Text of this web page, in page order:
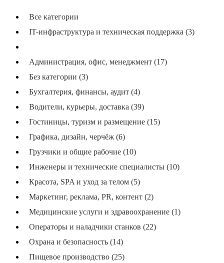
Все категории
IT-инфраструктура и техническая поддержка (3)
Администрация, офис, менеджмент (17)
Без категории (3)
Бухгалтерия, финансы, аудит (4)
Водители, курьеры, доставка (39)
Гостиницы, туризм и размещение (15)
Графика, дизайн, черчёж (6)
Грузчики и общие рабочие (10)
Инженеры и технические специалисты (10)
Красота, SPA и уход за телом (5)
Маркетинг, реклама, PR, контент (2)
Медицинские услуги и здравоохранение (1)
Операторы и наладчики станков (22)
Охрана и безопасность (14)
Пищевое производство (25)